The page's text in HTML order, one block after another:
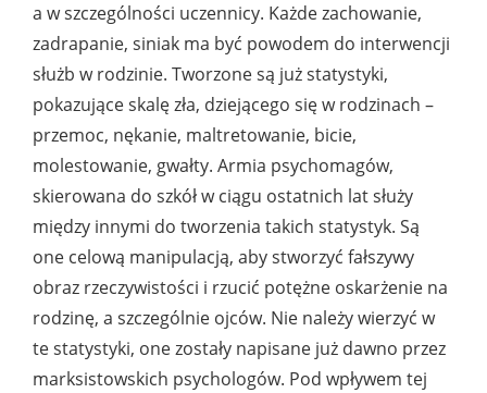
a w szczególności uczennicy. Każde zachowanie,
zadrapanie, siniak ma być powodem do interwencji
służb w rodzinie. Tworzone są już statystyki,
pokazujące skalę zła, dziejącego się w rodzinach –
przemoc, nękanie, maltretowanie, bicie,
molestowanie, gwałty. Armia psychomagów,
skierowana do szkół w ciągu ostatnich lat służy
między innymi do tworzenia takich statystyk. Są
one celową manipulacją, aby stworzyć fałszywy
obraz rzeczywistości i rzucić potężne oskarżenie na
rodzinę, a szczególnie ojców. Nie należy wierzyć w
te statystyki, one zostały napisane już dawno przez
marksistowskich psychologów. Pod wpływem tej